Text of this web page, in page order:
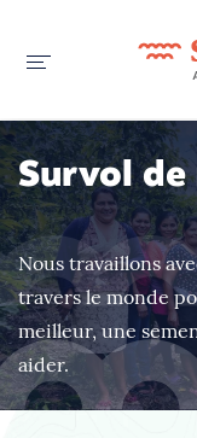
Survol
Nous travaillons
travers le monde
meilleur, une
aider.